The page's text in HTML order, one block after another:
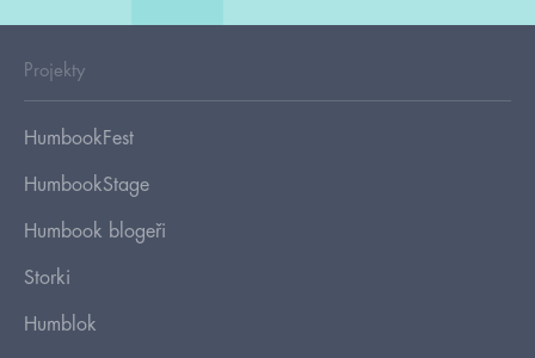
Projekty
HumbookFest
HumbookStage
Humbook blogeři
Storki
Humblok